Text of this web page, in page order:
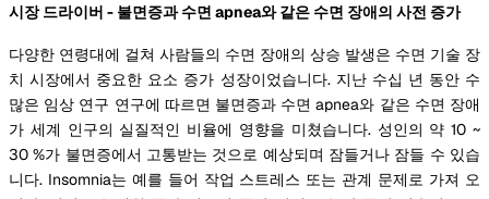
시장 드라이버 - 불면증과 수면 apnea와 같은 수면 장애의 사전 증가
다양한 연령대에 걸쳐 사람들의 수면 장애의 상승 발생은 수면 기술 장
치 시장에서 중요한 요소 증가 성장이었습니다. 지난 수십 년 동안 수
많은 임상 연구 연구에 따르면 불면증과 수면 apnea와 같은 수면 장애
가 세계 인구의 실질적인 비율에 영향을 미쳤습니다. 성인의 약 10 ~
30 %가 불면증에서 고통받는 것으로 예상되며 잠들거나 잠들 수 있습
니다. Insomnia는 예를 들어 작업 스트레스 또는 관계 문제로 가져 오